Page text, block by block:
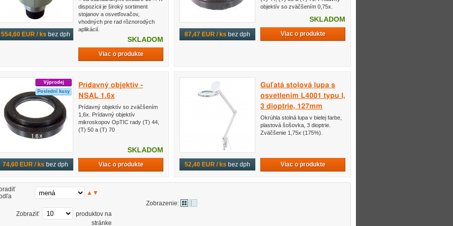
554,60 EUR / ks bez dph
dispozícii je široký sortiment
stojanov a osvetľovačov,
vhodných pre rad rôznorodých
aplikácií.
SKLADOM
Viac o produkte
87,47 EUR / ks bez dph
objektív so zväčšením 0,75x.
SKLADOM
Viac o produkte
Výprodej
Poslední kusy
74,60 EUR / ks bez dph
Prídavný objektív -
NSAL 1.6x
Prídavný objektív so zväčšením
1,6x. Prídavný objektív
mikroskopov OpTIC rady (T) 44,
(T) 50 a (T) 70
SKLADOM
Viac o produkte 52,40 EUR / ks bez dph
Guľatá stolová lupa s
osvetlením L4001 typu I,
3 dioptrie, 127mm
Okrúhla stolná lupa v bielej farbe,
plastová šošovka, 3 dioptrie.
Zväčšenie 1,75x (175%).
Viac o produkte
▲ ▼
Zobrazenie:
Zobraziť
produktov na
stránke